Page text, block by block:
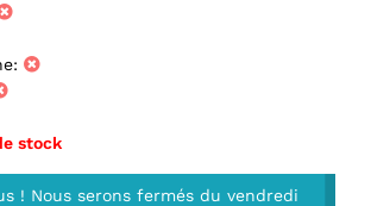
stock
! Nous serons fermés du vendredi